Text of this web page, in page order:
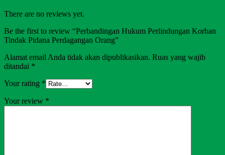
There are no reviews yet.
Be the first to review “Perbandingan Hukum Perlindungan Korban
Tindak Pidana Perdagangan Orang”
Alamat email Anda tidak akan dipublikasikan. Ruas yang wajib
ditandai *
Your rating *
Your review *